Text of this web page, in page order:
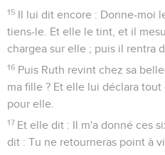
15 Il lui dit encore : Donne-moi
tiens-le. Et elle le tint, et il
chargea sur elle ; puis il rentra
16 Puis Ruth revint chez sa
ma fille ? Et elle lui déclara
pour elle.
17 Et elle dit : Il m'a donné ces
dit : Tu ne retourneras point à